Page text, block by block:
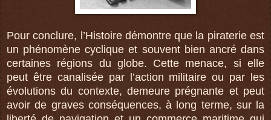
Pour conclure, l’Histoire démontre que la piraterie est
un phénomène cyclique et souvent bien ancré dans
certaines régions du globe. Cette menace, si elle
peut être canalisée par l’action militaire ou par les
évolutions du contexte, demeure prégnante et peut
avoir de graves conséquences, à long terme, sur la